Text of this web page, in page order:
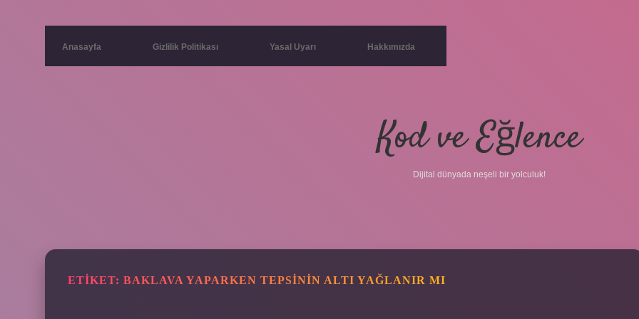
Anasayfa Gizlilik Politikası Yasal Uyarı Hakkımızda
Kod ve Eğlence
Dijital dünyada neşeli bir yolculuk!
ETIKET: BAKLAVA YAPARKEN TEPSININ ALTI YAĞLANIR MI